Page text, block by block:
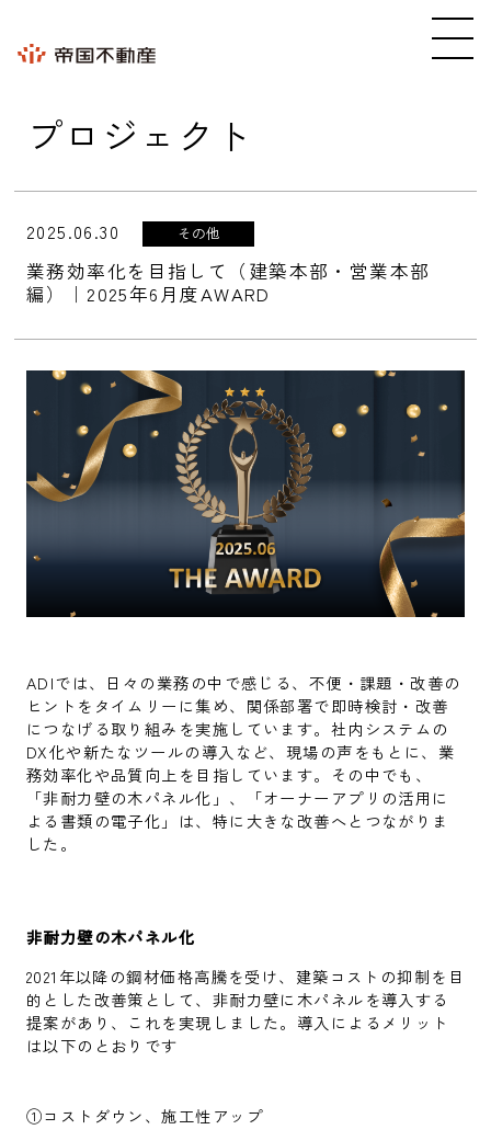
プロジェクト
2025.06.30 その他
業務効率化を目指して（建築本部・営業本部
編）｜2025年6月度AWARD
ADIでは、日々の業務の中で感じる、不便・課題・改善の
ヒントをタイムリーに集め、関係部署で即時検討・改善
につなげる取り組みを実施しています。社内システムの
DX化や新たなツールの導入など、現場の声をもとに、業
務効率化や品質向上を目指しています。その中でも、
「非耐力壁の木パネル化」、「オーナーアプリの活用に
よる書類の電子化」は、特に大きな改善へとつながりま
した。
非耐力壁の木パネル化
2021年以降の鋼材価格高騰を受け、建築コストの抑制を目
的とした改善策として、非耐力壁に木パネルを導入する
提案があり、これを実現しました。導入によるメリット
は以下のとおりです
①コストダウン、施工性アップ